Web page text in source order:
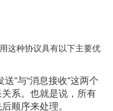
这种协议具有以下主要优
”与“消息接收”这两个
系。也就是说，所有
顺序来处理。